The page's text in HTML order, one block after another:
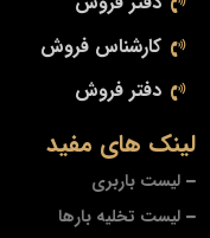
لینک های مفید
لیست باربری
لیست تخلیه بارها
کارشناس فروش
دفتر فروش